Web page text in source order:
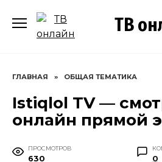
содержанию
ТВ
ГЛАВНАЯ » ОБЩАЯ ТЕМАТИКА
Istiqlol TV —
онлайн прямой
ПРОСМОТРОВ
630 0